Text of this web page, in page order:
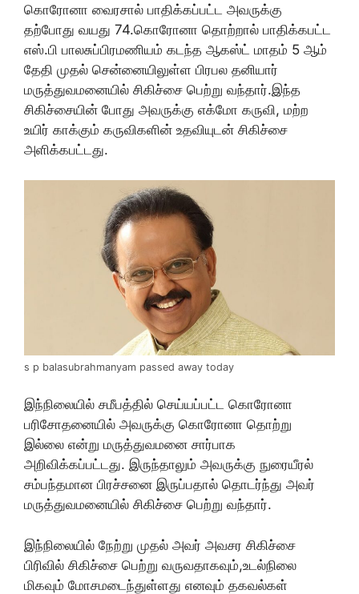
கொரோனா வைரசால் பாதிக்கப்பட்ட அவருக்கு
தற்போது வயது 74.கொரோனா தொற்றால் பாதிக்கபட்ட
எஸ்.பி பாலசுப்பிரமணியம் கடந்த ஆகஸ்ட் மாதம் 5 ஆம்
தேதி முதல் சென்னையிலுள்ள பிரபல தனியார்
மருத்துவமனையில் சிகிச்சை பெற்று வந்தார்.இந்த
சிகிச்சையின் போது அவருக்கு எக்மோ கருவி, மற்ற
உயிர் காக்கும் கருவிகளின் உதவியுடன் சிகிச்சை
அளிக்கபட்டது.
s p balasubrahmanyam passed away today
இந்நிலையில் சமீபத்தில் செய்யப்பட்ட கொரோனா
பரிசோதனையில் அவருக்கு கொரோனா தொற்று
இல்லை என்று மருத்துவமனை சார்பாக
அறிவிக்கப்பட்டது. இருந்தாலும் அவருக்கு நுரையீரல்
சம்பந்தமான பிரச்சனை இருப்பதால் தொடர்ந்து அவர்
மருத்துவமனையில் சிகிச்சை பெற்று வந்தார்.
இந்நிலையில் நேற்று முதல் அவர் அவசர சிகிச்சை
பிரிவில் சிகிச்சை பெற்று வருவதாகவும்,உடல்நிலை
மிகவும் மோசமடைந்துள்ளது எனவும் தகவல்கள்